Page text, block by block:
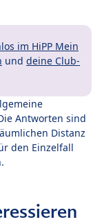
im HiPP Mein
und deine Club-
Antworten sind
Distanz
den Einzelfall